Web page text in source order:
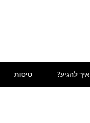
איך להגיע? טיסות